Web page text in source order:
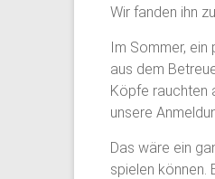
Wir fanden ihn
Im Sommer,
aus dem
Köpfe rauchten
unsere
Das wäre ein
spielen können.